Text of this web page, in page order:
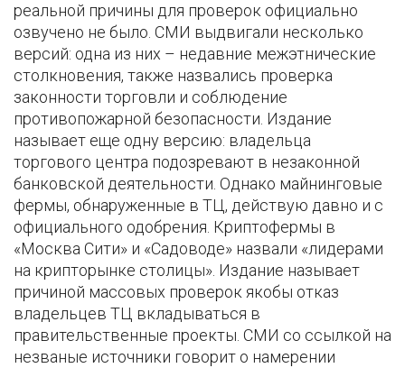
реальной причины для проверок официально
озвучено не было. СМИ выдвигали несколько
версий: одна из них – недавние межэтнические
столкновения, также назвались проверка
законности торговли и соблюдение
противопожарной безопасности. Издание
называет еще одну версию: владельца
торгового центра подозревают в незаконной
банковской деятельности. Однако майнинговые
фермы, обнаруженные в ТЦ, действую давно и с
официального одобрения. Криптофермы в
«Москва Сити» и «Садоводе» назвали «лидерами
на крипторынке столицы». Издание называет
причиной массовых проверок якобы отказ
владельцев ТЦ вкладываться в
правительственные проекты. СМИ со ссылкой на
незваные источники говорит о намерении